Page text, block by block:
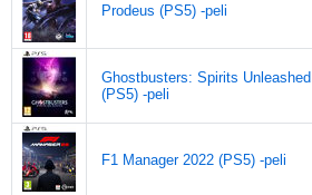
Prodeus (PS5) -peli
Ghostbusters: Spirits Unleashed
(PS5) -peli
F1 Manager 2022 (PS5) -peli